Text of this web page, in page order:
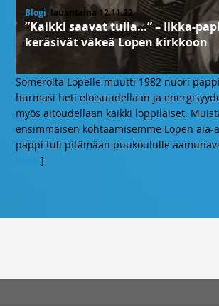
Blogi, lauantaina 12.11.22
”Kaikki saavat tulla…” – Ilkka-
keräsivät väkeä Lopen kirkkoon
Somerolta Lopelle muutti 1982 nuori
hurmasi heti eloisuudellaan ja
myös aitoudellaan kaikki loppilaiset.
ensimmäisen kohtaamisemme Lopen ala-
pappi tuli pitämään puukoululle
]